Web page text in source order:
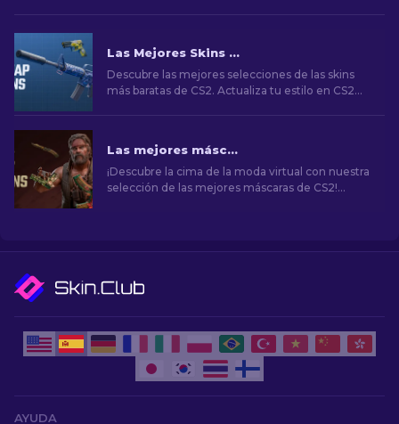
Las Mejores Skins Baratas de CS2 [2026]
Descubre las mejores selecciones de las skins
más baratas de CS2. Actualiza tu estilo en CS2
Las mejores máscaras de CS2 [2026]
¡Descubre la cima de la moda virtual con nuestra
selección de las mejores máscaras de CS2!
AYUDA